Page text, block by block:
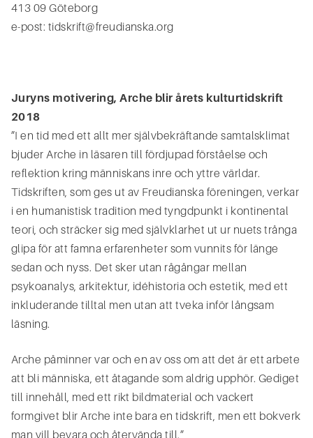
413 09 Göteborg
e-post: tidskrift@freudianska.org
Juryns motivering, Arche blir årets kulturtidskrift
2018
”I en tid med ett allt mer självbekräftande samtalsklimat
bjuder Arche in läsaren till fördjupad förståelse och
reflektion kring människans inre och yttre världar.
Tidskriften, som ges ut av Freudianska föreningen, verkar
i en humanistisk tradition med tyngdpunkt i kontinental
teori, och sträcker sig med självklarhet ut ur nuets trånga
glipa för att famna erfarenheter som vunnits för länge
sedan och nyss. Det sker utan rågångar mellan
psykoanalys, arkitektur, idéhistoria och estetik, med ett
inkluderande tilltal men utan att tveka inför långsam
läsning.
Arche påminner var och en av oss om att det är ett arbete
att bli människa, ett åtagande som aldrig upphör. Gediget
till innehåll, med ett rikt bildmaterial och vackert
formgivet blir Arche inte bara en tidskrift, men ett bokverk
man vill bevara och återvända till.”